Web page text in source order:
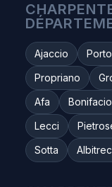
Ajaccio
Propriano
Afa
Bonifacio
Lecci
Sotta